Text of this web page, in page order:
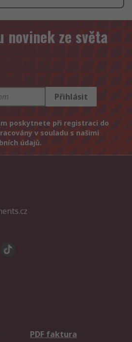
ze světa
Přihlásit
poskytnete při registraci do
v souladu s našimi
údajů.
PDF faktura